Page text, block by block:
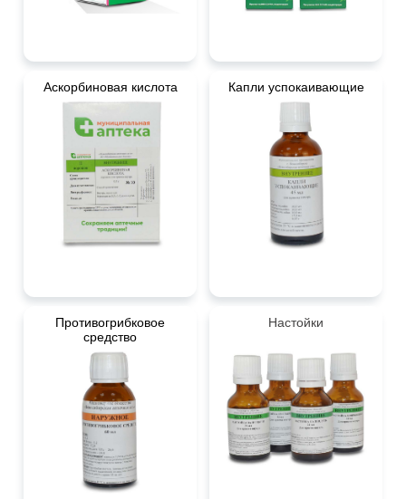
Аскорбиновая кислота Капли успокаивающие
Противогрибковое
средство
Настойки